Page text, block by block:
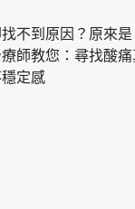
找不到原因？原來
師教您：尋找酸
定感